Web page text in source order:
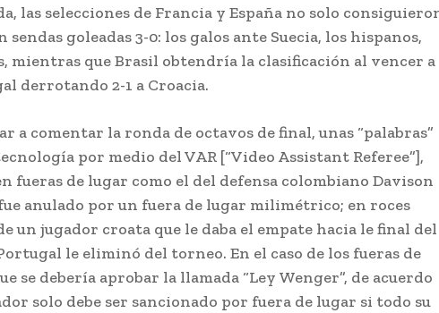
las selecciones de Francia y España no solo
sendas goleadas 3-0: los galos ante Suecia, los hispanos,
mientras que Brasil obtendría la clasificación al vencer a
derrotando 2-1 a Croacia.
a comentar la ronda de octavos de final, unas “palabras”
por medio del VAR [“Video Assistant Referee”],
fueras de lugar como el del defensa colombiano Davison
anulado por un fuera de lugar milimétrico; en roces
un jugador croata que le daba el empate hacia le final del
le eliminó del torneo. En el caso de los fueras de
se debería aprobar la llamada “Ley Wenger”, de acuerdo
solo debe ser sancionado por fuera de lugar si todo su